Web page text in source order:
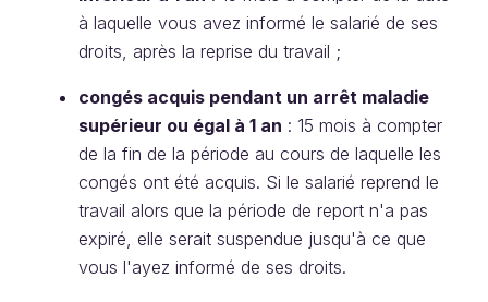
à laquelle vous avez informé le salarié de ses
droits, après la reprise du travail ;
congés acquis pendant un arrêt maladie
supérieur ou égal à 1 an : 15 mois à compter
de la fin de la période au cours de laquelle les
congés ont été acquis. Si le salarié reprend le
travail alors que la période de report n'a pas
expiré, elle serait suspendue jusqu'à ce que
vous l'ayez informé de ses droits.